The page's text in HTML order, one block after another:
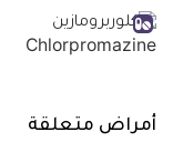
أمراض متعلقة